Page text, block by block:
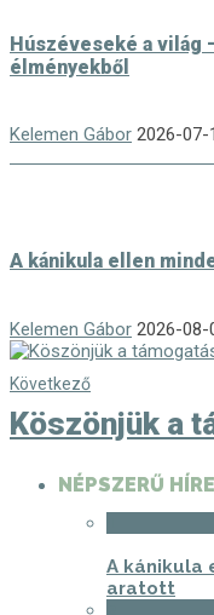
Húszéveseké a világ
élményekből
Kelemen Gábor 2026-07-
A kánikula ellen
Kelemen Gábor 2026-08-
Következő
Köszönjük a
NÉPSZERŰ
A kánikula
aratott